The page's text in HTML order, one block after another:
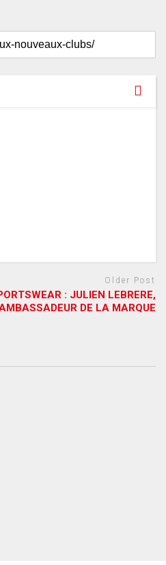
Older Post
: JULIEN LEBRERE,
DE LA MARQUE